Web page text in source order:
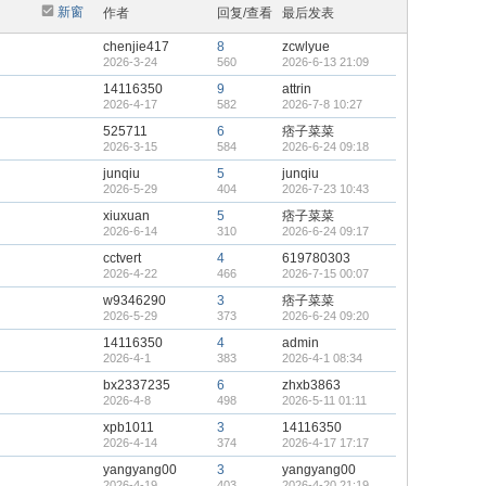
新窗 作者 回复/查看 最后发表
chenjie417
2026-3-24
8
560
zcwlyue
2026-6-13 21:09
14116350
2026-4-17
9
582
attrin
2026-7-8 10:27
525711
2026-3-15
6
584
痞子菜菜
2026-6-24 09:18
junqiu
2026-5-29
5
404
junqiu
2026-7-23 10:43
xiuxuan
2026-6-14
5
310
痞子菜菜
2026-6-24 09:17
cctvert
2026-4-22
4
466
619780303
2026-7-15 00:07
w9346290
2026-5-29
3
373
痞子菜菜
2026-6-24 09:20
14116350
2026-4-1
4
383
admin
2026-4-1 08:34
bx2337235
2026-4-8
6
498
zhxb3863
2026-5-11 01:11
xpb1011
2026-4-14
3
374
14116350
2026-4-17 17:17
yangyang00 3 yangyang00